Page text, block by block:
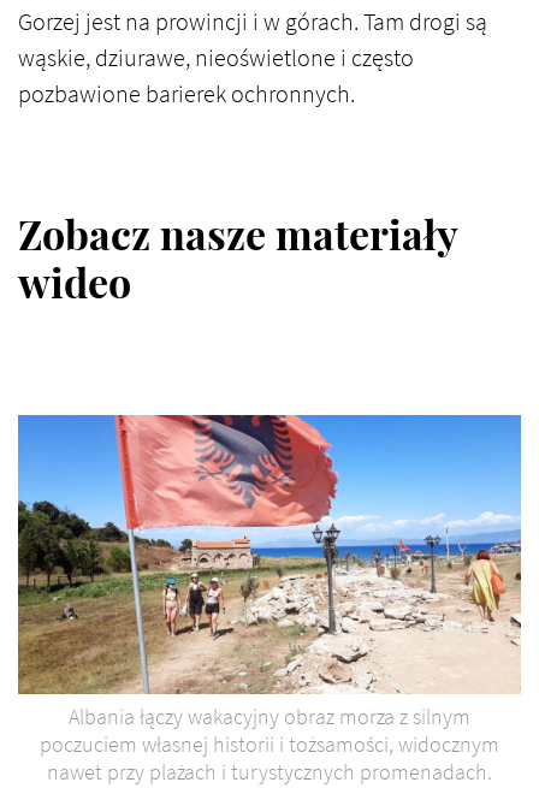
Gorzej jest na prowincji i w górach. Tam drogi są
wąskie, dziurawe, nieoświetlone i często
pozbawione barierek ochronnych.
Zobacz nasze materiały
wideo
Albania łączy wakacyjny obraz morza z silnym
poczuciem własnej historii i tożsamości, widocznym
nawet przy plażach i turystycznych promenadach.